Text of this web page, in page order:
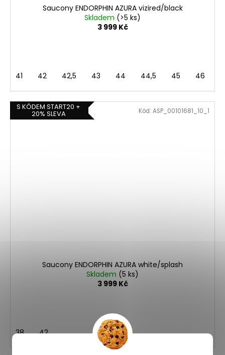
Saucony ENDORPHIN AZURA vizired/black
Skladem (>5 ks)
3 999 Kč
41 42 42,5 43 44 44,5 45 46
S KÓDEM START20 +
20% SLEVA
Saucony ENDORPHIN AZURA white/splash
Skladem (5 ks)
3 999 Kč
38 42
Kód: ASP_00101681_10_1